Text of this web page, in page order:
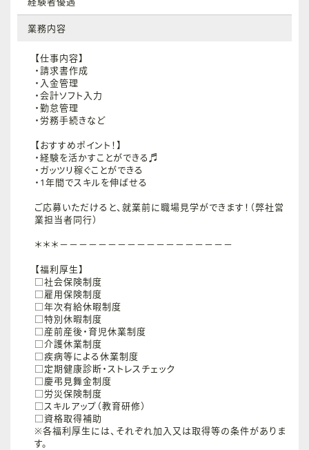
業務内容
【仕事内容】
・請求書作成
・入金管理
・会計ソフト入力
・勤怠管理
・労務手続きなど
【おすすめポイント！】
・経験を活かすことができる♬
・ガッツリ稼ぐことができる
・1年間でスキルを伸ばせる
ご応募いただけると、就業前に職場見学ができます！（弊社営
業担当者同行）
＊＊＊－－－－－－－－－－－－－－－－－－
【福利厚生】
□社会保険制度
□雇用保険制度
□年次有給休暇制度
□特別休暇制度
□産前産後・育児休業制度
□介護休業制度
□疾病等による休業制度
□定期健康診断・ストレスチェック
□慶弔見舞金制度
□労災保険制度
□スキルアップ（教育研修）
□資格取得補助
※各福利厚生には、それぞれ加入又は取得等の条件がありま
す。